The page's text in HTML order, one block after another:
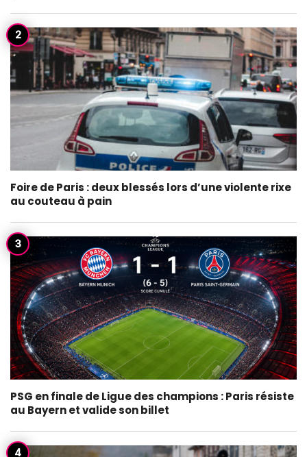
Foire de Paris : deux blessés lors d’une violente rixe
au couteau à pain
PSG en finale de Ligue des champions : Paris résiste
au Bayern et valide son billet